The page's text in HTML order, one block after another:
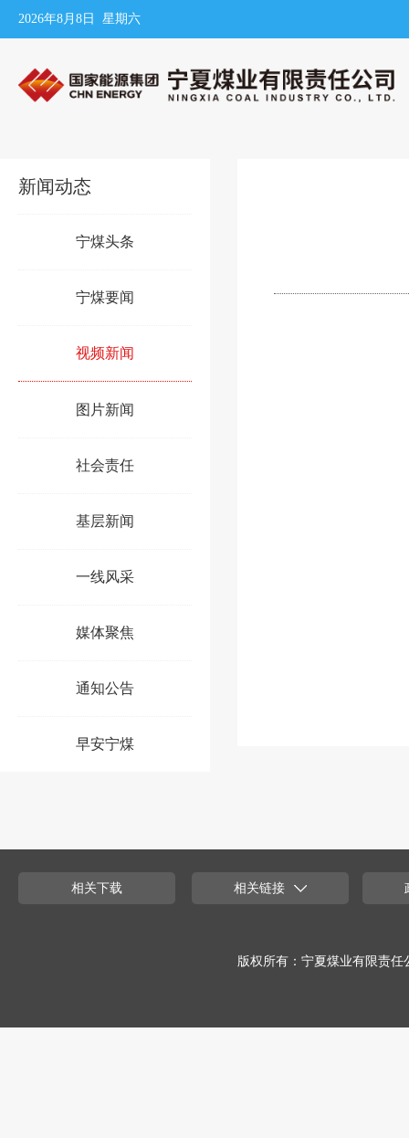
2026年8月8日 星期六
新闻动态
宁煤头条
宁煤要闻
视频新闻
图片新闻
社会责任
基层新闻
一线风采
媒体聚焦
通知公告
早安宁煤
相关下载 相关链接
版权所有：宁夏煤业有限责任